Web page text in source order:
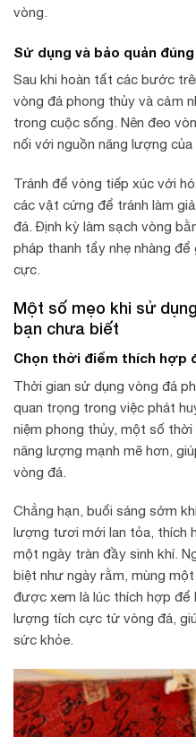
vòng.
Sử dụng và bảo quản
Sau khi hoàn tất các bước
vòng đá phong thủy và cảm
trong cuộc sống. Nên đeo
nối với nguồn năng lượng của
Tránh để vòng tiếp xúc với
các vật cứng để tránh làm
đá. Định kỳ làm sạch vòng
pháp thanh tẩy nhẹ nhàng
cực.
Một số mẹo khi sử
bạn chưa biết
Chọn thời điểm thích hợp
Thời gian sử dụng vòng đá
quan trọng trong việc phát
niệm phong thủy, một số
năng lượng mạnh mẽ hơn,
vòng đá.
Chẳng hạn, buổi sáng sớm
lượng tươi mới lan tỏa, thích
một ngày tràn đầy sinh khí.
biệt như ngày rằm, mùng
được xem là lúc thích hợp để
lượng tích cực từ vòng đá,
sức khỏe.